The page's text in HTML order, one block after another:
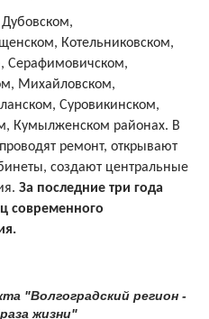
Котельниковском,
Серафимовичском,
Михайловском,
Суровикинском,
Кумылженском районах. В
ремонт, открывают
создают центральные
За последние три года
современного
"Волгоградский регион -
жизни"